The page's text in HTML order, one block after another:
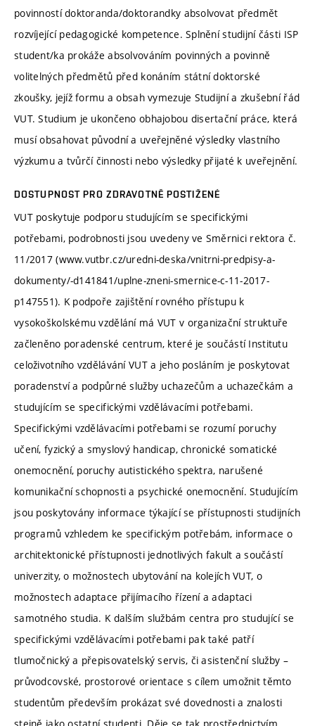
povinností doktoranda/doktorandky absolvovat předmět
rozvíjející pedagogické kompetence. Splnění studijní části ISP
student/ka prokáže absolvováním povinných a povinně
volitelných předmětů před konáním státní doktorské
zkoušky, jejíž formu a obsah vymezuje Studijní a zkušební řád
VUT. Studium je ukončeno obhajobou disertační práce, která
musí obsahovat původní a uveřejněné výsledky vlastního
výzkumu a tvůrčí činnosti nebo výsledky přijaté k uveřejnění.
DOSTUPNOST PRO ZDRAVOTNĚ POSTIŽENÉ
VUT poskytuje podporu studujícím se specifickými
potřebami, podrobnosti jsou uvedeny ve Směrnici rektora č.
11/2017 (www.vutbr.cz/uredni-deska/vnitrni-predpisy-a-
dokumenty/-d141841/uplne-zneni-smernice-c-11-2017-
p147551). K podpoře zajištění rovného přístupu k
vysokoškolskému vzdělání má VUT v organizační struktuře
začleněno poradenské centrum, které je součástí Institutu
celoživotního vzdělávání VUT a jeho posláním je poskytovat
poradenství a podpůrné služby uchazečům a uchazečkám a
studujícím se specifickými vzdělávacími potřebami.
Specifickými vzdělávacími potřebami se rozumí poruchy
učení, fyzický a smyslový handicap, chronické somatické
onemocnění, poruchy autistického spektra, narušené
komunikační schopnosti a psychické onemocnění. Studujícím
jsou poskytovány informace týkající se přístupnosti studijních
programů vzhledem ke specifickým potřebám, informace o
architektonické přístupnosti jednotlivých fakult a součástí
univerzity, o možnostech ubytování na kolejích VUT, o
možnostech adaptace přijímacího řízení a adaptaci
samotného studia. K dalším službám centra pro studující se
specifickými vzdělávacími potřebami pak také patří
tlumočnický a přepisovatelský servis, či asistenční služby –
průvodcovské, prostorové orientace s cílem umožnit těmto
studentům především prokázat své dovednosti a znalosti